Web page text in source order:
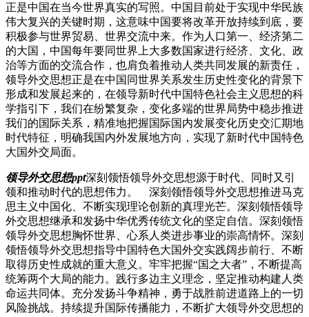
正是中国在当今世界真实的写照。中国目前处于实现中华民族
伟大复兴的关键时期，这意味中国要将改革开放持续到底，要
积极参与世界贸易、世界交流中来。作为人口第一、经济第二
的大国，中国每年要同世界上大多数国家进行经济、文化、政
治等方面的交流合作，也肩负着推动人类共同发展的新责任，
领导外交思想正是在中国同世界关系发生历史性变化的背景下
形成和发展起来的，在领导新时代中国特色社会主义思想的科
学指引下，我们在纷繁复杂，变化多端的世界局势中稳步推进
我们的国际关系，精准地把握国际国内发展变化历史交汇期地
时代特征，明确我国内外发展地方向，实现了新时代中国特色
大国外交局面。
领导外交思想ppt深刻领悟领导外交思想源于时代、同时又引
领和推动时代的思想伟力。 深刻领悟领导外交思想推进马克
思主义中国化、不断实现理论创新的真理光芒。深刻领悟领导
外交思想继承和发扬中华优秀传统文化的坚定自信。深刻领悟
领导外交思想胸怀世界、心系人类进步事业的崇高情怀。深刻
领悟领导外交思想指导中国特色大国外交实践阔步前行、不断
取得历史性成就的重大意义。牢牢把握“国之大者”，不断提高
统筹两个大局的能力。践行多边主义理念，坚定推动构建人类
命运共同体。充分发扬斗争精神，勇于战胜前进道路上的一切
风险挑战。持续提升国际传播能力，不断扩大领导外交思想的